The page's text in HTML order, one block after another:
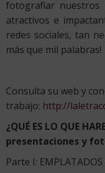
fotografiar
atractivos e
redes sociales, tan
más que mil palabras!
Consulta su web y
trabajo: http://
¿QUÉ ES LO QUE
presentaciones y
Parte I: EMPLATADOS